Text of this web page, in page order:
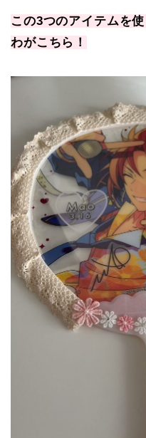
この3つのアイテムを
わがこちら！